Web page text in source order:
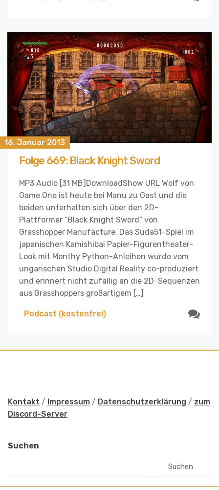
16. Januar 2013
Folge 669: Black Knight Sword
MP3 Audio [31 MB]DownloadShow URL Wolf von
Game One ist heute bei Manu zu Gast und die
beiden unterhalten sich über den 2D-
Plattformer “Black Knight Sword” von
Grasshopper Manufacture. Das Suda51-Spiel im
japanischen Kamishibai Papier-Figurentheater-
Look mit Monthy Python-Anleihen wurde vom
ungarischen Studio Digital Reality co-produziert
und erinnert nicht zufällig an die 2D-Sequenzen
aus Grasshoppers großartigem […]
Podcast (kostenfrei)
Kontakt / Impressum / Datenschutzerklärung / zum
Discord-Server
Suchen
Suchen